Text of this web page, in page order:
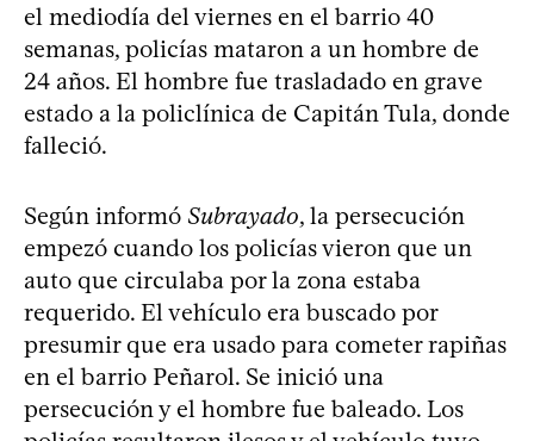
el mediodía del viernes en el barrio 40
semanas, policías mataron a un hombre de
24 años. El hombre fue trasladado en grave
estado a la policlínica de Capitán Tula, donde
falleció.
Según informó Subrayado, la persecución
empezó cuando los policías vieron que un
auto que circulaba por la zona estaba
requerido. El vehículo era buscado por
presumir que era usado para cometer rapiñas
en el barrio Peñarol. Se inició una
persecución y el hombre fue baleado. Los